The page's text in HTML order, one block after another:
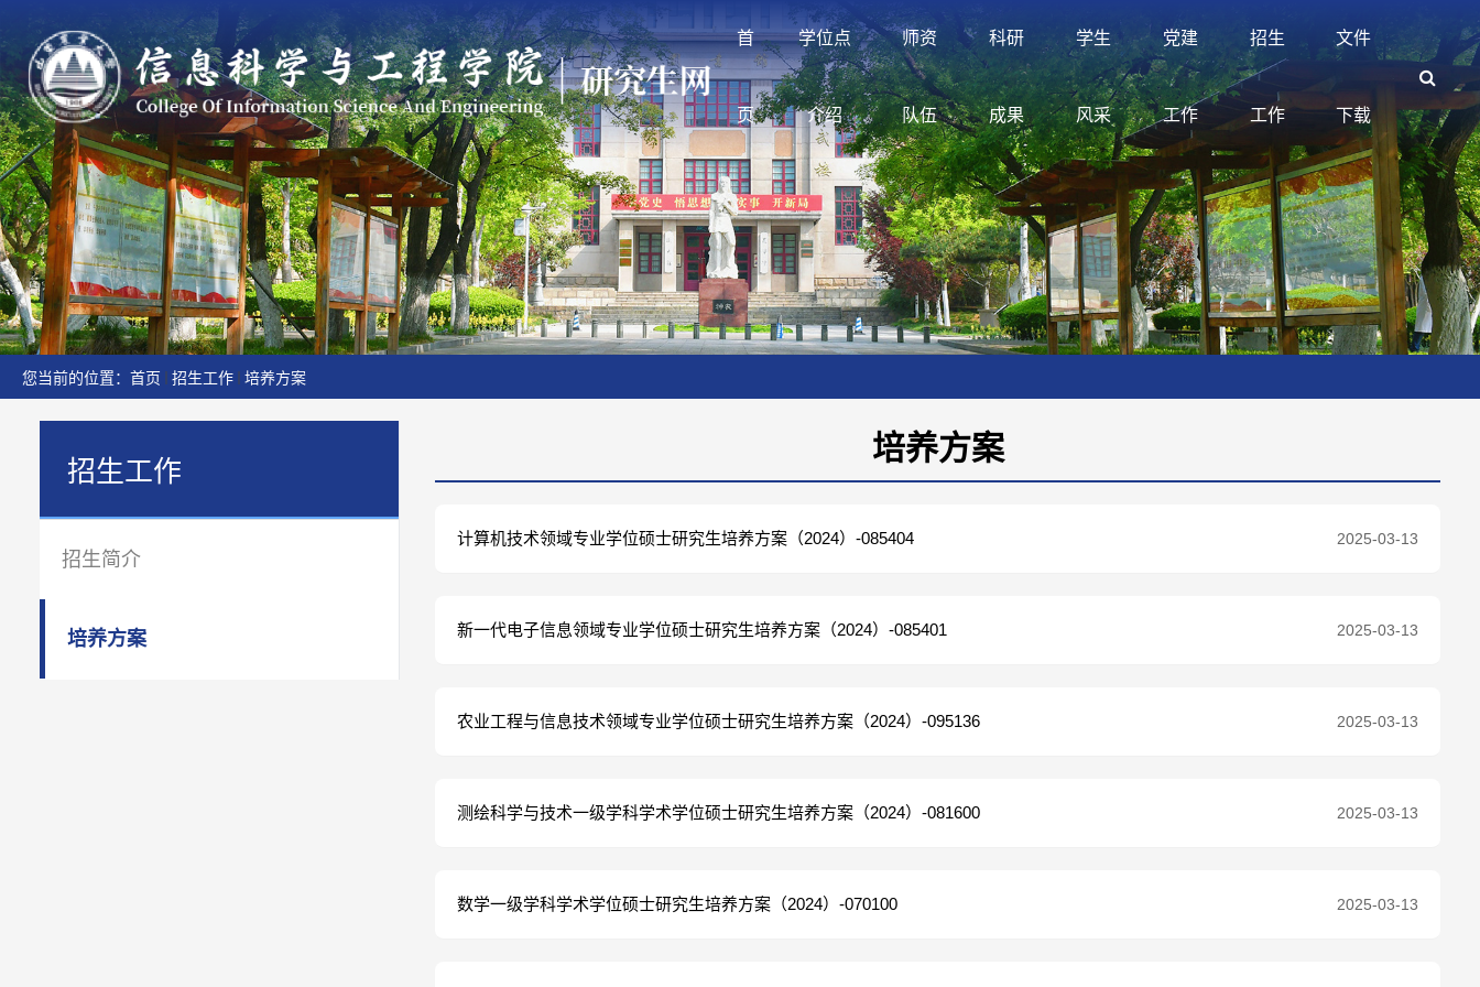
首
页
学位点
介绍
师资
队伍
科研
成果
学生
风采
党建
工作
招生
工作
文件
下载
您当前的位置： 首页 招生工作 培养方案
招生工作
招生简介
培养方案
培养方案
计算机技术领域专业学位硕士研究生培养方案（2024）-085404 2025-03-13
新一代电子信息领域专业学位硕士研究生培养方案（2024）-085401 2025-03-13
农业工程与信息技术领域专业学位硕士研究生培养方案（2024）-095136 2025-03-13
测绘科学与技术一级学科学术学位硕士研究生培养方案（2024）-081600 2025-03-13
数学一级学科学术学位硕士研究生培养方案（2024）-070100 2025-03-13